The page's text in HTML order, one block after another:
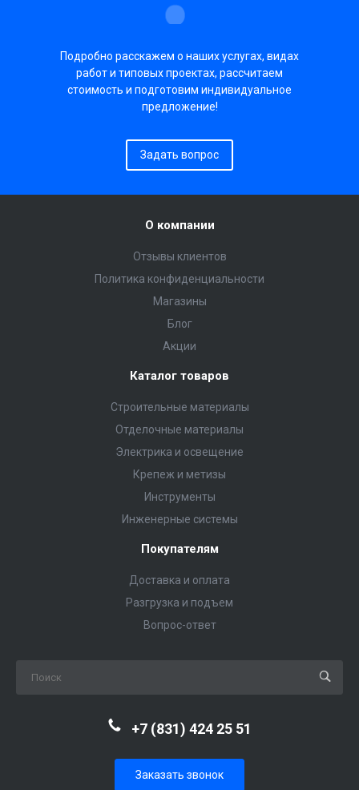
Подробно расскажем о наших услугах, видах
работ и типовых проектах, рассчитаем
стоимость и подготовим индивидуальное
предложение!
Задать вопрос
О компании
Отзывы клиентов
Политика конфиденциальности
Магазины
Блог
Акции
Каталог товаров
Строительные материалы
Отделочные материалы
Электрика и освещение
Крепеж и метизы
Инструменты
Инженерные системы
Покупателям
Доставка и оплата
Разгрузка и подъем
Вопрос-ответ
+7 (831) 424 25 51
Заказать звонок